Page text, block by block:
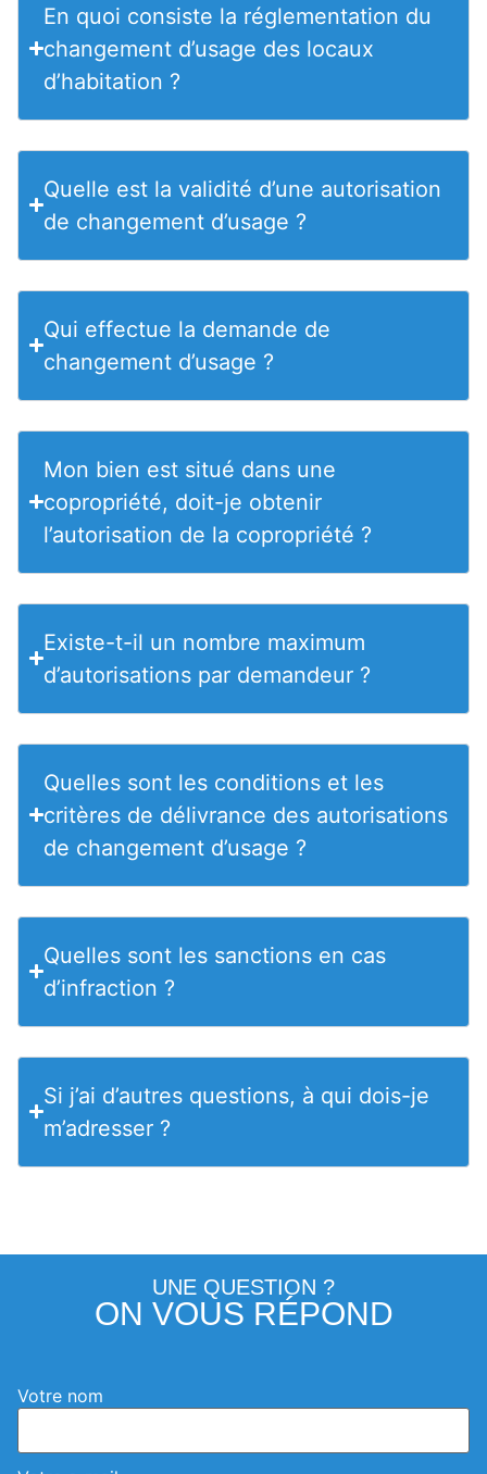
En quoi consiste la réglementation du
changement d’usage des locaux
d’habitation ?
Quelle est la validité d’une autorisation
de changement d’usage ?
Qui effectue la demande de
changement d’usage ?
Mon bien est situé dans une
copropriété, doit-je obtenir
l’autorisation de la copropriété ?
Existe-t-il un nombre maximum
d’autorisations par demandeur ?
Quelles sont les conditions et les
critères de délivrance des autorisations
de changement d’usage ?
Quelles sont les sanctions en cas
d’infraction ?
Si j’ai d’autres questions, à qui dois-je
m’adresser ?
UNE QUESTION ?
ON VOUS RÉPOND
Votre nom